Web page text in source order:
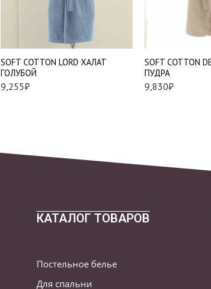
SOFT СOTTON LORD ХАЛАТ
ГОЛУБОЙ
9,255₽
SOFT COTTON
ПУДРА
9,830₽
КАТАЛОГ ТОВАРОВ
Постельное белье
Для спальни